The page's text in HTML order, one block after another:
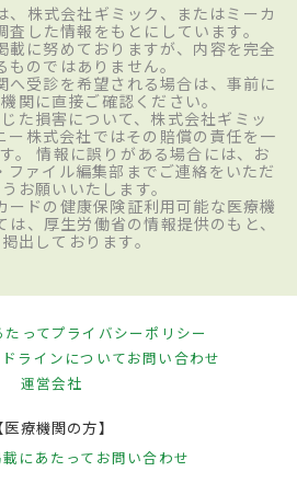
、株式会社ギミック、またはミーカ
した情報をもとにしています。
載に努めておりますが、内容を完全
ものではありません。
へ受診を希望される場合は、事前に
関に直接ご確認ください。
た損害について、株式会社ギミッ
ー株式会社ではその賠償の責任を一
。 情報に誤りがある場合には、お
ファイル編集部までご連絡をいただ
お願いいたします。
ードの健康保険証利用可能な医療機
、厚生労働省の情報提供のもと、
出しております。
たってプライバシーポリシー
ラインについてお問い合わせ
運営会社
【医療機関の方】
にあたって お問い合わせ